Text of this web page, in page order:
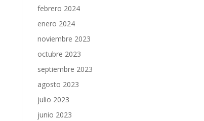
febrero 2024
enero 2024
noviembre 2023
octubre 2023
septiembre 2023
agosto 2023
julio 2023
junio 2023